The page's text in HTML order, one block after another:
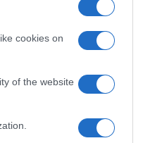
cookies on
of the website